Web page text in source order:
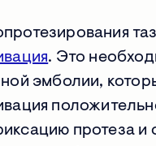
. Это
эмболии,
протеза и